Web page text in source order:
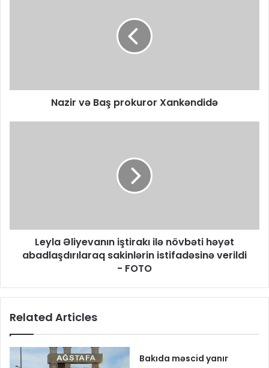
Nazir və Baş prokuror Xankəndidə
Leyla Əliyevanın iştirakı ilə növbəti həyət
abadlaşdırılaraq sakinlərin istifadəsinə verildi
- FOTO
Related Articles
Bakıda məscid yanır